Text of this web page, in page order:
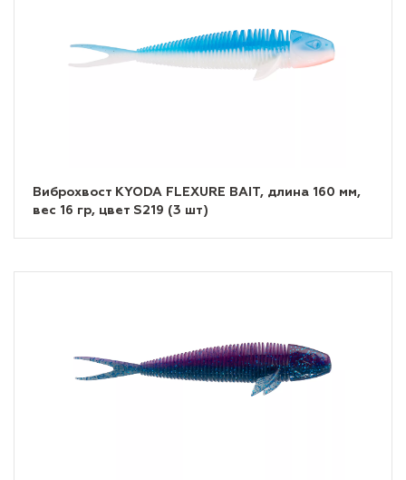
Виброхвост KYODA FLEXURE BAIT, длина 160 мм,
вес 16 гр, цвет S219 (3 шт)